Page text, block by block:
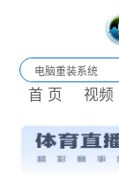
首 页 视频